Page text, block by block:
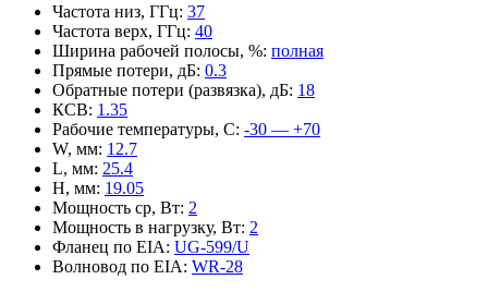
Частота низ, ГГц: 37
Частота верх, ГГц: 40
Ширина рабочей полосы, %: полная
Прямые потери, дБ: 0.3
Обратные потери (развязка), дБ: 18
КСВ: 1.35
Рабочие температуры, С: -30 — +70
W, мм: 12.7
L, мм: 25.4
H, мм: 19.05
Мощность ср, Вт: 2
Мощность в нагрузку, Вт: 2
Фланец по EIA: UG-599/U
Волновод по EIA: WR-28